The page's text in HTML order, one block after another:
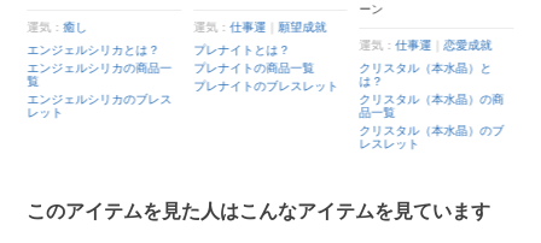
運気：癒し
エンジェルシリカとは？
エンジェルシリカの商品一
覧
エンジェルシリカのブレス
レット
運気：仕事運
願望成就
プレナイトとは？
プレナイトの商品一覧
プレナイトのブレスレット
ーン
運気：仕事運 ｜恋愛成就
クリスタル（本水晶）と
は？
クリスタル（本水晶）の商
品一覧
クリスタル（本水晶）のブ
レスレット
このアイテムを見た人はこんなアイテムを見ています